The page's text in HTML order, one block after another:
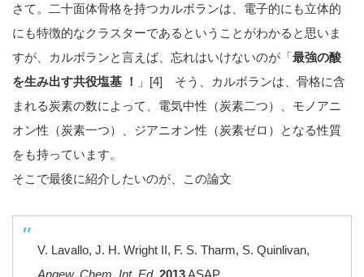
さて。二十面体骨格を持つカルボランは、電子的にも立体的
にも特徴的なクラスターであるということがわかると思いま
すが、カルボランと言えば、忘れはいけないのが「最強の酸
を生み出す共役塩基 ！
」[4] そう、カルボランは、骨格に含
まれる炭素の数によって、電気中性（炭素二つ）、モノアニ
オン性（炭素一つ）、ジアニオン性（炭素ゼロ）となる性質
をも持っています。
そこで最後に紹介したいのが、この論文
V. Lavallo, J. H. Wright II, F. S. Tharm, S. Quinlivan,
Angew. Chem. Int. Ed. 2013ASAP